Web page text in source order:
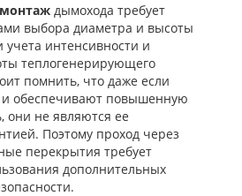
дымохода требует
выбора диаметра и высоты
интенсивности и
теплогенерирующего
помнить, что даже если
обеспечивают повышенную
они не являются ее
Поэтому проход через
перекрытия требует
дополнительных